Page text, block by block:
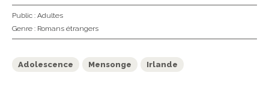
Public : Adultes
Genre : Romans étrangers
Adolescence Mensonge Irlande